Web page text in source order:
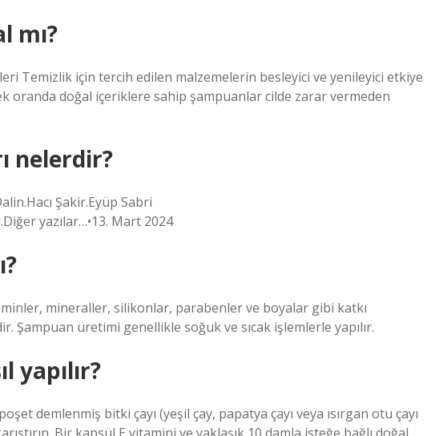
mı?
Temizlik için tercih edilen malzemelerin besleyici ve yenileyici etkiye
oranda doğal içeriklere sahip şampuanlar cilde zarar vermeden
nelerdir?
Şakir.Eyüp Sabri
yazılar…•13. Mart 2024
mineraller, silikonlar, parabenler ve boyalar gibi katkı
Şampuan üretimi genellikle soğuk ve sıcak işlemlerle yapılır.
yapılır?
demlenmiş bitki çayı (yeşil çay, papatya çayı veya ısırgan otu çayı